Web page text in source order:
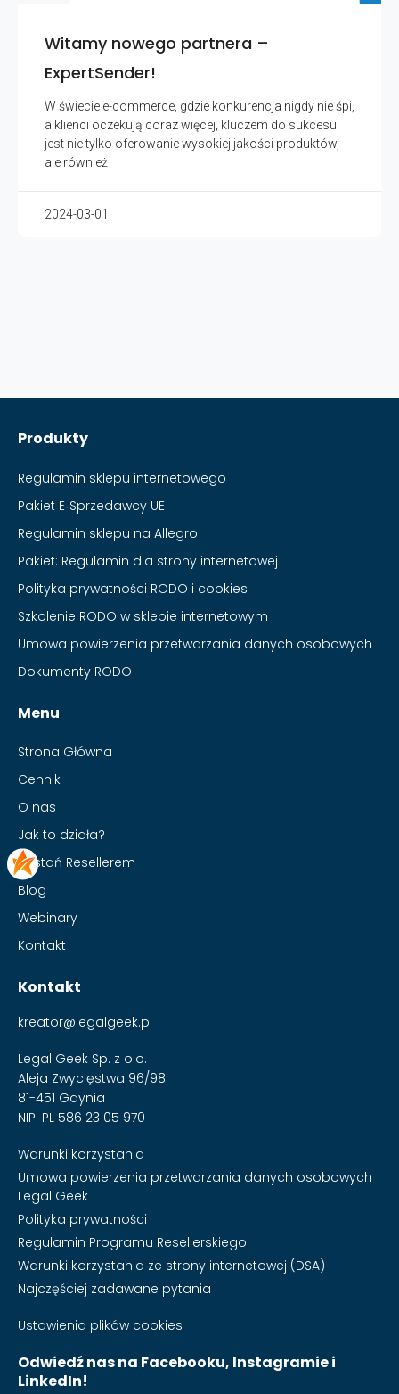
Witamy nowego partnera –
ExpertSender!
W świecie e-commerce, gdzie konkurencja nigdy nie śpi,
a klienci oczekują coraz więcej, kluczem do sukcesu
jest nie tylko oferowanie wysokiej jakości produktów,
ale również
2024-03-01
Produkty
Regulamin sklepu internetowego
Pakiet E‑Sprzedawcy UE
Regulamin sklepu na Allegro
Pakiet: Regulamin dla strony internetowej
Polityka prywatności RODO i cookies
Szkolenie RODO w sklepie internetowym
Umowa powierzenia przetwarzania danych osobowych
Dokumenty RODO
Menu
Strona Główna
Cennik
O nas
Jak to działa?
Zostań Resellerem
Blog
Webinary
Kontakt
Kontakt
kreator@legalgeek.pl
Legal Geek Sp. z o.o.
Aleja Zwycięstwa 96/98
81-451 Gdynia
NIP: PL 586 23 05 970
Warunki korzystania
Umowa powierzenia przetwarzania danych osobowych
Legal Geek
Polityka prywatności
Regulamin Programu Resellerskiego
Warunki korzystania ze strony internetowej (DSA)
Najczęściej zadawane pytania
Ustawienia plików cookies
Odwiedź nas na Facebooku, Instagramie i
LinkedIn!